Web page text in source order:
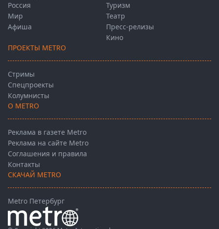
Россия
Мир
Афиша
Туризм
Театр
Пресс-релизы
Кино
ПРОЕКТЫ METRO
Стримы
Спецпроекты
Колумнисты
О METRO
Реклама в газете Metro
Реклама на сайте Metro
Соглашения и правила
Контакты
СКАЧАЙ METRO
Metro Петербург